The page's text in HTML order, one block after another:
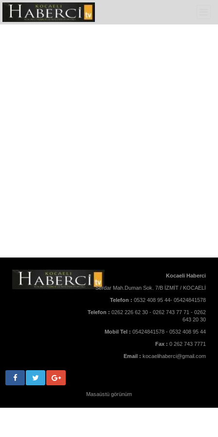
Kocaeli Haberci
Serdar Mah.Duman Sok. 7/B İZMİT / KOCAELİ
Telefon : 0532 408 95 44- 05424841578
Telefon : 0262 226 62 30 - 0262 743 77 71 - 0262
643 20 30
Mobil Tel : 05424841578 - 0532 408 95 44
Fax : 0 262 743 7771
Email : kocaelihaberci@gmail.com
Masaüstü görünüm